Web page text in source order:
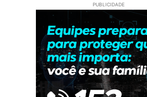
PUBLICIDADE